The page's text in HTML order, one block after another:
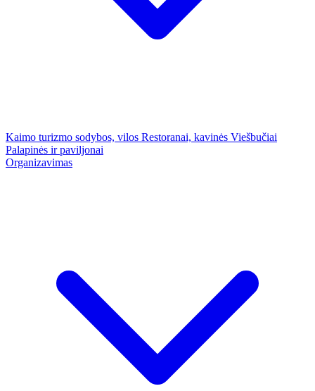
Kaimo turizmo sodybos, vilos Restoranai, kavinės Viešbučiai
Palapinės ir paviljonai
Organizavimas